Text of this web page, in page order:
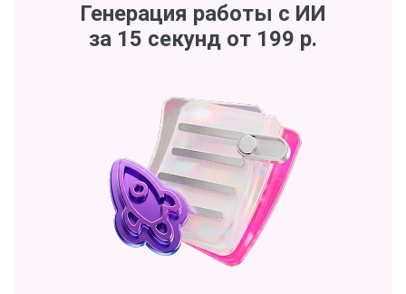
Генерация работы с ИИ
за 15 секунд от 199 р.